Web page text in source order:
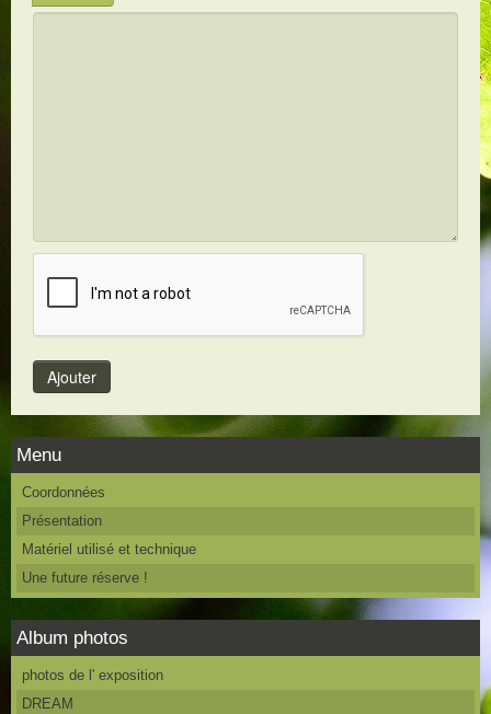
Menu
Coordonnées
Présentation
Matériel utilisé et technique
Une future réserve !
Album photos
photos de l' exposition
DREAM